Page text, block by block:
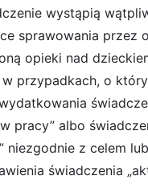
wystąpią
sprawowania przez
opieki nad
przypadkach, o
pracy” albo
niezgodnie z celem lub
świadczenia